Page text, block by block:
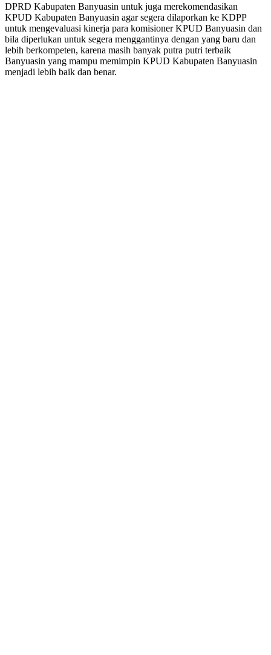
DPRD Kabupaten Banyuasin untuk juga merekomendasikan
KPUD Kabupaten Banyuasin agar segera dilaporkan ke KDPP
untuk mengevaluasi kinerja para komisioner KPUD Banyuasin dan
bila diperlukan untuk segera menggantinya dengan yang baru dan
lebih berkompeten, karena masih banyak putra putri terbaik
Banyuasin yang mampu memimpin KPUD Kabupaten Banyuasin
menjadi lebih baik dan benar.